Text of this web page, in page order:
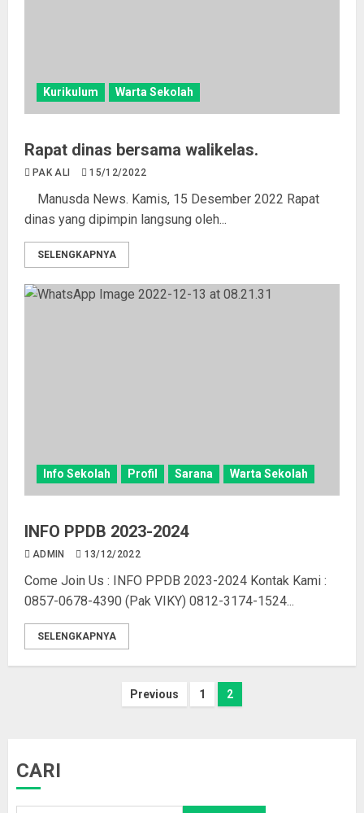
Kurikulum Warta Sekolah
Rapat dinas bersama walikelas.
PAK ALI 15/12/2022
Manusda News. Kamis, 15 Desember 2022 Rapat
dinas yang dipimpin langsung oleh...
SELENGKAPNYA
Info Sekolah Profil Sarana Warta Sekolah
INFO PPDB 2023-2024
ADMIN 13/12/2022
Come Join Us : INFO PPDB 2023-2024 Kontak Kami :
0857-0678-4390 (Pak VIKY) 0812-3174-1524...
SELENGKAPNYA
Previous 1 2
CARI